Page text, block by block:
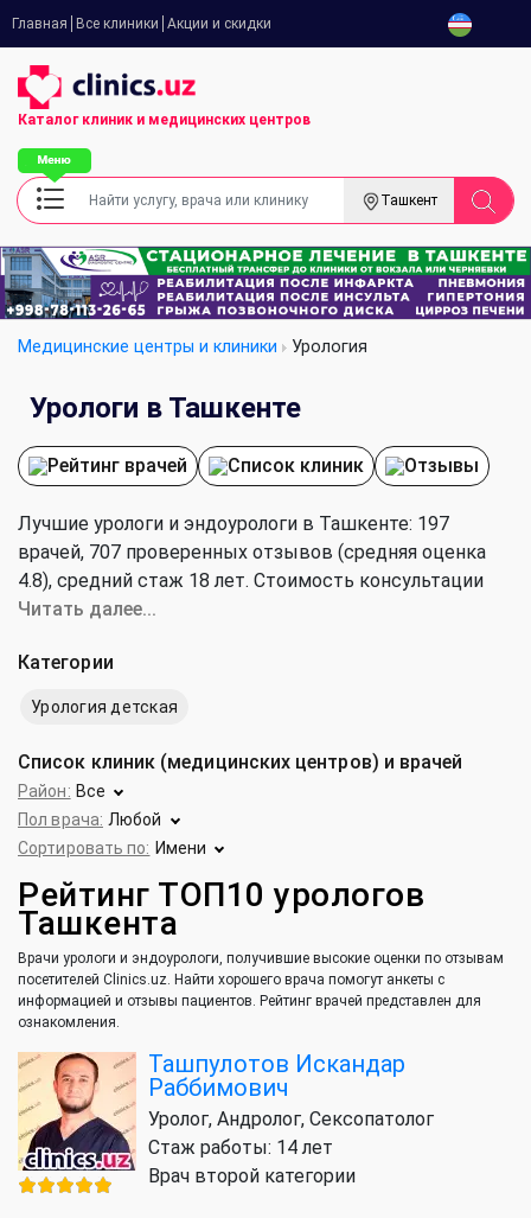
Главная Все клиники Акции и скидки
Каталог клиник и медицинских центров
Ташкент
Медицинские центры и клиники Урология
Урологи в Ташкенте
Рейтинг врачей Список клиник Отзывы
Лучшие урологи и эндоурологи в Ташкенте: 197
врачей, 707 проверенных отзывов (средняя оценка
4.8), cредний стаж 18 лет. Стоимость консультации
уролога и эндоуролога от 20 000 до 500 000 сум
Читать далее...
Категории
Урология детская
Список клиник (медицинских центров) и врачей
Район: Все
Пол врача: Любой
Сортировать по: Имени
Рейтинг ТОП10 урологов
Ташкента
Врачи урологи и эндоурологи, получившие высокие оценки по отзывам
посетителей Clinics.uz. Найти хорошего врача помогут анкеты с
информацией и отзывы пациентов. Рейтинг врачей представлен для
ознакомления.
Ташпулотов Искандар
Раббимович
Уролог, Андролог, Сексопатолог
Стаж работы: 14 лет
Врач второй категории